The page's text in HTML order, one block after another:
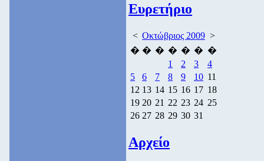
Ευρετήριο
< Οκτώβριος 2009 >
� � � � � � �
1
2 3
4
5
6 7 8 9 10 11
12 13 14 15 16 17 18
19 20 21 22 23 24 25
26 27 28 29 30 31
Αρχείο